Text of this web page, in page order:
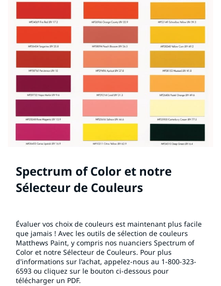
Spectrum of Color et notre
Sélecteur de Couleurs
Évaluer vos choix de couleurs est maintenant plus facile
que jamais ! Avec les outils de sélection de couleurs
Matthews Paint, y compris nos nuanciers Spectrum of
Color et notre Sélecteur de Couleurs. Pour plus
d'informations sur l'achat, appelez-nous au 1-800-323-
6593 ou cliquez sur le bouton ci-dessous pour
télécharger un PDF.